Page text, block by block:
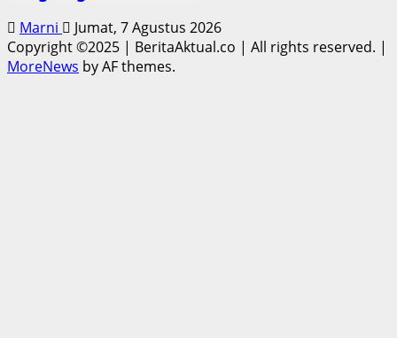
Marni
Jumat, 7 Agustus 2026
Copyright ©2025 | BeritaAktual.co | All rights reserved. |
MoreNews by AF themes.